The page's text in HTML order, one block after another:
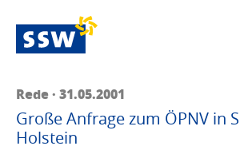
Rede · 31.05.2001
Große Anfrage zum ÖPNV in
Holstein